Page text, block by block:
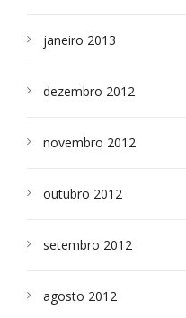
janeiro 2013
dezembro 2012
novembro 2012
outubro 2012
setembro 2012
agosto 2012